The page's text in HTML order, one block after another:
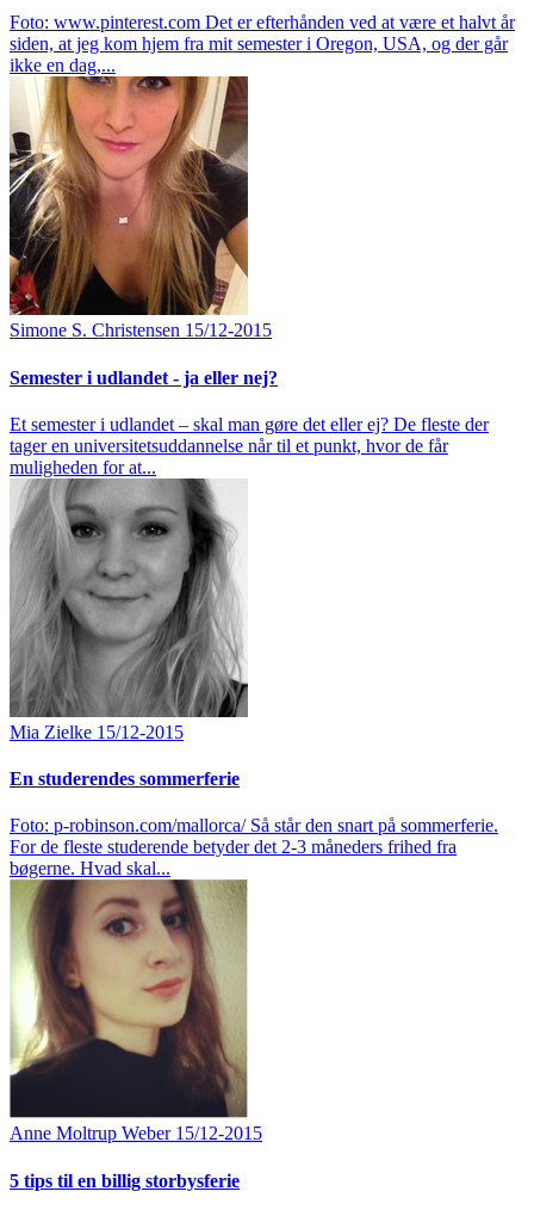
Foto: www.pinterest.com Det er efterhånden ved at være et halvt år
siden, at jeg kom hjem fra mit semester i Oregon, USA, og der går
ikke en dag,...
Simone S. Christensen 15/12-2015
Semester i udlandet - ja eller nej?
Et semester i udlandet – skal man gøre det eller ej? De fleste der
tager en universitetsuddannelse når til et punkt, hvor de får
muligheden for at...
Mia Zielke 15/12-2015
En studerendes sommerferie
Foto: p-robinson.com/mallorca/ Så står den snart på sommerferie.
For de fleste studerende betyder det 2-3 måneders frihed fra
bøgerne. Hvad skal...
Anne Moltrup Weber 15/12-2015
5 tips til en billig storbysferie